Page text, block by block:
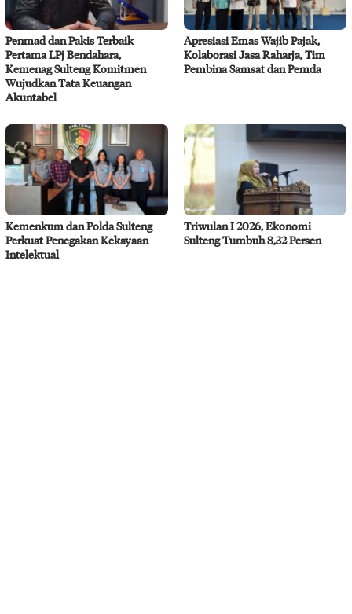
Penmad dan Pakis Terbaik
Pertama LPj Bendahara,
Kemenag Sulteng Komitmen
Wujudkan Tata Keuangan
Akuntabel
Apresiasi Emas Wajib Pajak,
Kolaborasi Jasa Raharja, Tim
Pembina Samsat dan Pemda
Kemenkum dan Polda Sulteng
Perkuat Penegakan Kekayaan
Intelektual
Triwulan I 2026, Ekonomi
Sulteng Tumbuh 8,32 Persen